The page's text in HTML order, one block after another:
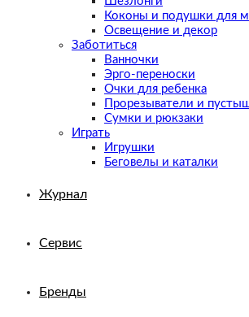
Коконы и подушки для
Освещение и декор
Заботиться
Ванночки
Эрго-переноски
Очки для ребенка
Прорезыватели и
Сумки и рюкзаки
Играть
Игрушки
Беговелы и каталки
Журнал
Сервис
Бренды